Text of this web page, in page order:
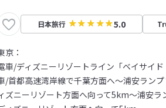
日本旅行 5.0
京：
車/ディズニーリゾートライン「ベイサイ
/首都高速湾岸線で千葉方面へ～浦安ラン
ズニーリゾート方面へ向って5km～浦安